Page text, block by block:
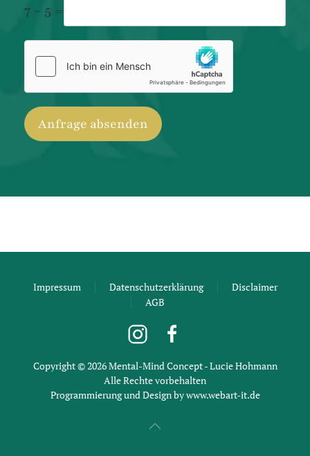
7 - 5 =
hCaptcha
Anfrage absenden
Impressum Datenschutzerklärung
Disclaimer
AGB
Copyright ©2026Mental-Mind Concept - Lucie Hohmann
Alle Rechte vorbehalten
Programmierung und Design bywww.webart-it.de